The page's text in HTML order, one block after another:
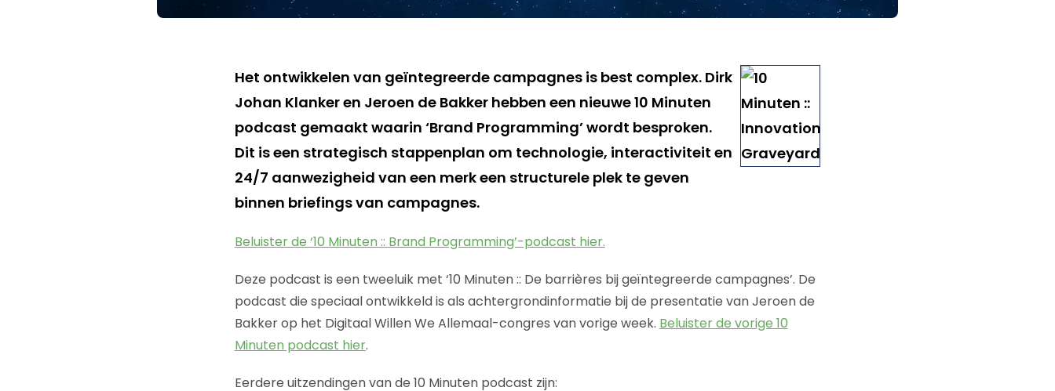
Het ontwikkelen van geïntegreerde campagnes is best complex. Dirk
Johan Klanker en Jeroen de Bakker hebben een nieuwe 10 Minuten
podcast gemaakt waarin ‘Brand Programming’ wordt besproken.
Dit is een strategisch stappenplan om technologie, interactiviteit en
24/7 aanwezigheid van een merk een structurele plek te geven
binnen briefings van campagnes.
Beluister de ‘10 Minuten :: Brand Programming’-podcast hier.
Deze podcast is een tweeluik met ‘10 Minuten :: De barrières bij geïntegreerde campagnes’. De
podcast die speciaal ontwikkeld is als achtergrondinformatie bij de presentatie van Jeroen de
Bakker op het Digitaal Willen We Allemaal-congres van vorige week. Beluister de vorige 10
Minuten podcast hier.
Eerdere uitzendingen van de 10 Minuten podcast zijn: